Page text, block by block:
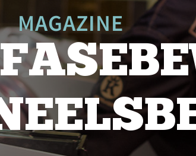
MAGAZINE